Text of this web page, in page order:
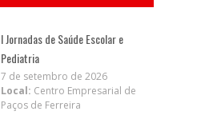
I Jornadas de Saúde Escolar e
Pediatria
7 de setembro de 2026
Local: Centro Empresarial de
Paços de Ferreira